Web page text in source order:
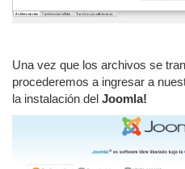
Una vez que los archivos se
procederemos a ingresar a
la instalación del Joomla!